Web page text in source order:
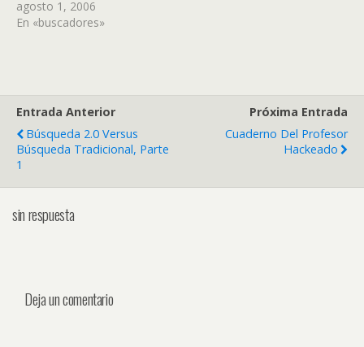
agosto 1, 2006
En «buscadores»
Entrada Anterior
Búsqueda 2.0 Versus
Búsqueda Tradicional, Parte
1
Próxima Entrada
Cuaderno Del Profesor
Hackeado
sin respuesta
Deja un comentario